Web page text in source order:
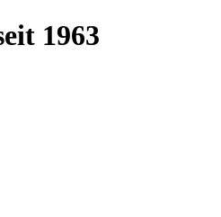
1963